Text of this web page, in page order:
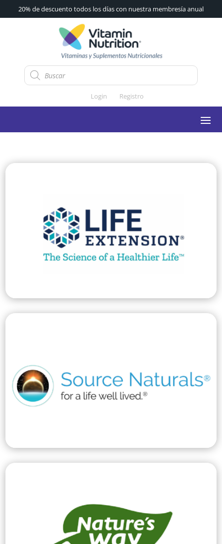
20% de descuento todos los días con nuestra membresía anual
Búsqueda
de
productos
Login
Registro